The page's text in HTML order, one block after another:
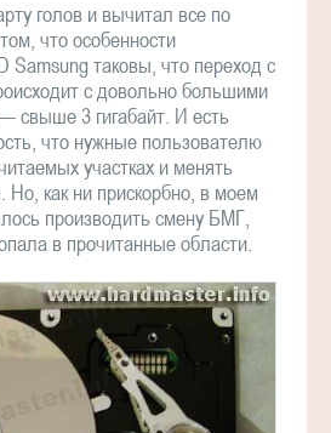
голов и вычитал все по
что особенности
Samsung таковы, что переход с
с довольно большими
свыше 3 гигабайт. И есть
что нужные пользователю
участках и менять
Но, как ни прискорбно, в моем
производить смену БМГ,
в прочитанные области.